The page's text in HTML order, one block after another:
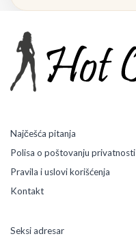
Najčešća pitanja
Polisa o poštovanju privatnosti
Pravila i uslovi korišćenja
Kontakt
Seksi adresar